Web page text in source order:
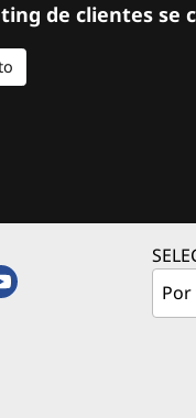
de clientes se